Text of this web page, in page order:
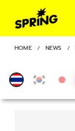
HOME NEWS